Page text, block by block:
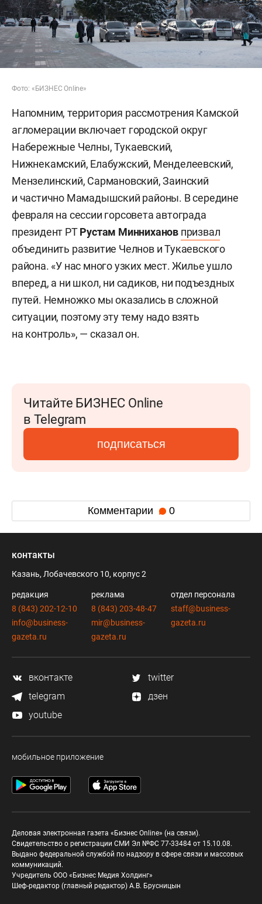
Фото: «БИЗНЕС Online»
Напомним, территория рассмотрения Камской
агломерации включает городской округ
Набережные Челны, Тукаевский,
Нижнекамский, Елабужский, Менделеевский,
Мензелинский, Сармановский, Заинский
и частично Мамадышский районы. В середине
февраля на сессии горсовета автограда
президент РТРустам Минниханов призвал
объединить развитие Челнов и Тукаевского
района. «У нас много узких мест. Жилье ушло
вперед, а ни школ, ни садиков, ни подъездных
путей. Немножко мы оказались в сложной
ситуации, поэтому эту тему надо взять
на контроль», — сказал он.
Читайте БИЗНЕС Online
в Telegram
подписаться
Комментарии 0
контакты
Казань, Лобачевского 10, корпус 2
редакция
8 (843) 202-12-10
info@business-
gazeta.ru
реклама
8 (843) 203-48-47
mir@business-
gazeta.ru
отдел персонала
staff@business-
gazeta.ru
вконтакте
twitter
telegram
дзен
youtube
мобильное приложение
Деловая электронная газета «Бизнес Online» (на связи).
Свидетельство о регистрации СМИ Эл №ФС 77-33484 от 15.10.08.
Выдано федеральной службой по надзору в сфере связи и массовых
коммуникаций.
Учредитель ООО «Бизнес Медия Холдинг»
Шеф-редактор (главный редактор) А.В. Брусницын